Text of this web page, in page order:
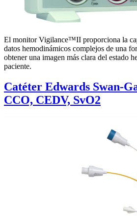
El monitor Vigilance™II proporciona la
datos hemodinámicos complejos de una
obtener una imagen más clara del estado
paciente.
Catéter Edwards Swan-
CCO, CEDV, SvO2